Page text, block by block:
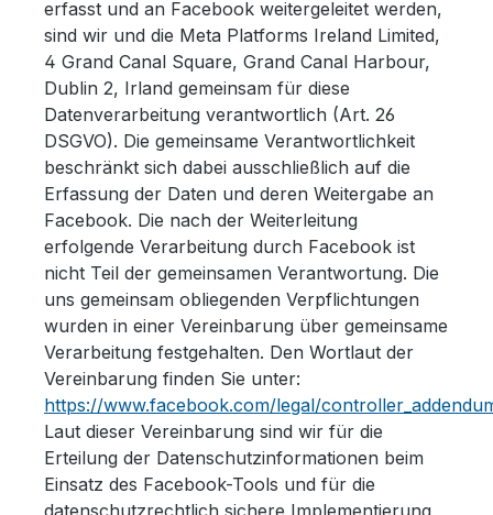
erfasst und an Facebook weitergeleitet werden,
sind wir und die Meta Platforms Ireland Limited,
4 Grand Canal Square, Grand Canal Harbour,
Dublin 2, Irland gemeinsam für diese
Datenverarbeitung verantwortlich (Art. 26
DSGVO). Die gemeinsame Verantwortlichkeit
beschränkt sich dabei ausschließlich auf die
Erfassung der Daten und deren Weitergabe an
Facebook. Die nach der Weiterleitung
erfolgende Verarbeitung durch Facebook ist
nicht Teil der gemeinsamen Verantwortung. Die
uns gemeinsam obliegenden Verpflichtungen
wurden in einer Vereinbarung über gemeinsame
Verarbeitung festgehalten. Den Wortlaut der
Vereinbarung finden Sie unter:
https://www.facebook.com/legal/
Laut dieser Vereinbarung sind wir für die
Erteilung der Datenschutzinformationen beim
Einsatz des Facebook-Tools und für die
datenschutzrechtlich sichere Implementierung